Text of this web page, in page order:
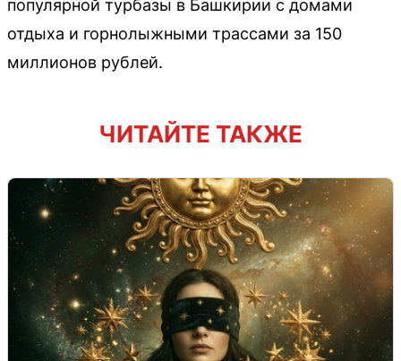
популярной турбазы в Башкирии с домами
отдыха и горнолыжными трассами за 150
миллионов рублей.
ЧИТАЙТЕ ТАКЖЕ